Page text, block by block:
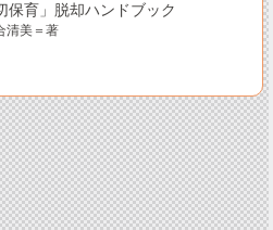
保育」脱却ハンドブック
清美＝著